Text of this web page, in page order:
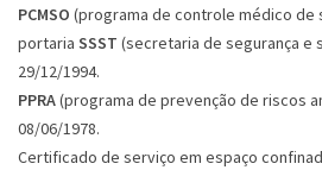
PCMSO (programa de controle médico de
portaria SSST (secretaria de segurança e
29/12/1994.
PPRA(programa de prevenção de riscos
08/06/1978.
Certificado de serviço em espaço